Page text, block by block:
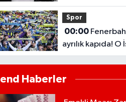
Spor
00:00Fenerbahçe’de sürpriz
ayrılık kapıda!
mu?
Haberler